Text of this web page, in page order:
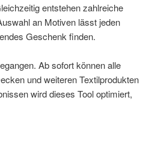
entstehen zahlreiche
an Motiven lässt jeden
Geschenk finden.
Ab sofort können alle
und weiteren Textilprodukten
wird dieses Tool optimiert,